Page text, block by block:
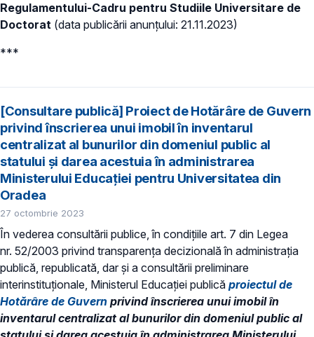
Regulamentului-Cadru pentru Studiile Universitare de
Doctorat (data publicării anunțului: 21.11.2023)
***
[Consultare publică] Proiect de Hotărâre de Guvern
privind înscrierea unui imobil în inventarul
centralizat al bunurilor din domeniul public al
statului și darea acestuia în administrarea
Ministerului Educației pentru Universitatea din
Oradea
27 octombrie 2023
În vederea consultării publice, în condiţiile art. 7 din Legea
nr. 52/2003 privind transparenţa decizională în administraţia
publică, republicată, dar și a consultării preliminare
interinstituționale, Ministerul Educaţiei publică proiectul de
Hotărâre de Guvern privind înscrierea unui imobil în
inventarul centralizat al bunurilor din domeniul public al